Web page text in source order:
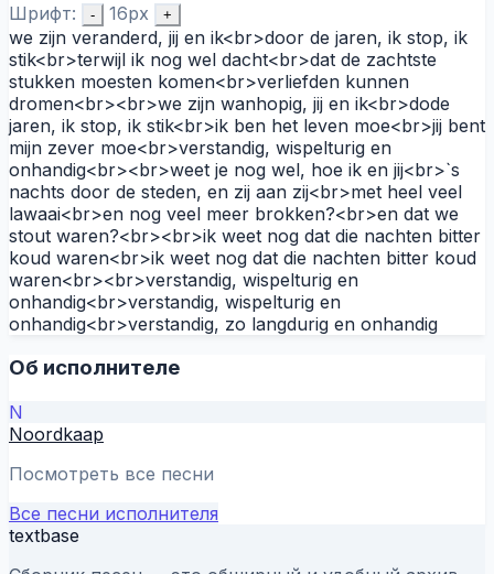
Шрифт: - 16px +
we zijn veranderd, jij en ik<br>door de jaren, ik stop, ik
stik<br>terwijl ik nog wel dacht<br>dat de zachtste
stukken moesten komen<br>verliefden kunnen
dromen<br><br>we zijn wanhopig, jij en ik<br>dode
jaren, ik stop, ik stik<br>ik ben het leven moe<br>jij bent
mijn zever moe<br>verstandig, wispelturig en
onhandig<br><br>weet je nog wel, hoe ik en jij<br>`s
nachts door de steden, en zij aan zij<br>met heel veel
lawaai<br>en nog veel meer brokken?<br>en dat we
stout waren?<br><br>ik weet nog dat die nachten bitter
koud waren<br>ik weet nog dat die nachten bitter koud
waren<br><br>verstandig, wispelturig en
onhandig<br>verstandig, wispelturig en
onhandig<br>verstandig, zo langdurig en onhandig
Об исполнителе
N
Noordkaap
Посмотреть все песни
Все песни исполнителя
textbase